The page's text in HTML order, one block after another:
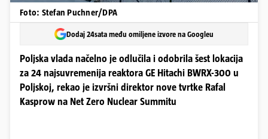
Foto: Stefan Puchner/DPA
Dodaj 24sata među omiljene izvore na Googleu
Poljska vlada načelno je odlučila i odobrila šest lokacija
za 24 najsuvremenija reaktora GE Hitachi BWRX-300 u
Poljskoj, rekao je izvršni direktor nove tvrtke Rafal
Kasprow na Net Zero Nuclear Summitu